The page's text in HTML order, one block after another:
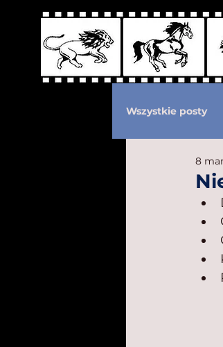
Wszystkie posty
Podział
Eksploatacja
8